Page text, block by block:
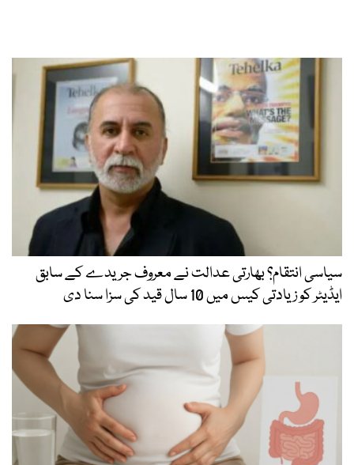
سیاسی انتقام؟ بھارتی عدالت نے معروف جریدے کے سابق
ایڈیٹر کو زیادتی کیس میں 10 سال قید کی سزا سنا دی